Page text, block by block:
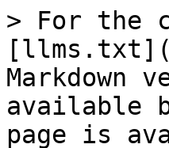
> For the
Markdown
available
page is